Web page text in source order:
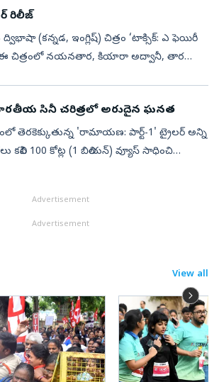
రిలీజ్
(కన్నడ, ఇంగ్లిష్‌) చిత్రం ‘టాక్సిక్‌: ఎ ఫెయిరీ
ఈ చిత్రంలో నయనతార, కియారా అద్వానీ, తార
భారతీయ సినీ చరిత్రలో అరుదైన ఘనత
తెరకెక్కుతున్న 'రామాయణ: పార్ట్-1' ట్రైలర్ అన్ని
కలిపి 100 కోట్ల (1 బిలియన్) వ్యూస్ సాధించి
Advertisement
Advertisement
View all